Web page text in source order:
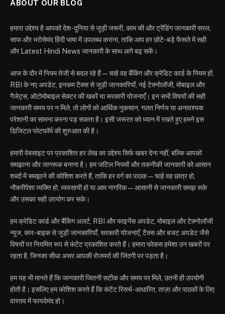
ABOUT OUR BLOG
हमारा उद्देश्य है आपको देश-दुनिया से जुड़ी जरूरी, काम की और ट्रेंडिंग जानकारी सरल,
साफ और भरोसेमंद हिंदी भाषा में उपलब्ध कराना, ताकि आप हर छोटे-बड़े फैसले में सही
और Latest Hindi News जानकारी के साथ आगे बढ़ सकें।
आज के दौर में नियम तेजी से बदल रहे हैं—चाहे वह बैंकिंग और क्रेडिट कार्ड के नियम हों,
RBI के नए अपडेट, इनकम टैक्स से जुड़ी जानकारियाँ, नई टेक्नोलॉजी, मोबाइल और
गैजेट्स, ऑटोमोबाइल सेक्टर की खबरें या सरकारी योजनाएँ। इन सभी विषयों की सही
जानकारी समय पर न मिले, तो लोगों को आर्थिक नुकसान, गलत निर्णय या अनावश्यक
परेशानी का सामना करना पड़ सकता है। इसी जरूरत को ध्यान में रखते हुए हमने इस
डिजिटल प्लेटफॉर्म की शुरुआत की है।
हमारी वेबसाइट पर प्रकाशित हर लेख का उद्देश्य सिर्फ खबर देना नहीं, बल्कि आपको
समझाना और जागरूक बनाना है। हम जटिल नियमों और तकनीकी जानकारी को आसान
शब्दों में समझाने की कोशिश करते हैं, ताकि हर वर्ग का पाठक—चाहे वह छात्र हो,
नौकरीपेशा व्यक्ति हो, व्यवसायी हो या आम नागरिक—आसानी से जानकारी समझ सके
और उसका सही उपयोग कर सके।
हम क्रेडिट कार्ड और बैंकिंग अलर्ट, RBI और फाइनेंस अपडेट, मोबाइल और टेक्नोलॉजी
न्यूज, कार-बाइक से जुड़ी जानकारियाँ, सरकारी योजनाएँ, टैक्स और बजट अपडेट जैसे
विषयों पर नियमित रूप से कंटेंट प्रकाशित करते हैं। हमारा फोकस हमेशा उन खबरों पर
रहता है, जिनका सीधा असर आपकी रोजमर्रा की जिंदगी पर पड़ता है।
हम यह भी मानते हैं कि जानकारी जितनी सटीक और समय पर मिले, उतनी ही उपयोगी
होती है। इसलिए हम कोशिश करते हैं कि कंटेंट रिसर्च-आधारित, ताज़ा और पाठकों के लिए
वास्तव में फायदेमंद हो।